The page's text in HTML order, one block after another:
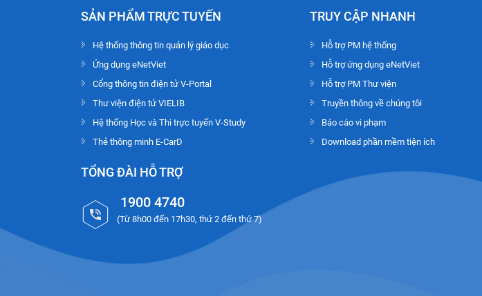
SẢN PHẨM TRỰC TUYẾN
Hệ thống thông tin quản lý giáo dục
Ứng dụng eNetViet
Cổng thông tin điện tử V-Portal
Thư viện điện tử VIELIB
Hệ thống Học và Thi trực tuyến V-Study
Thẻ thông minh E-CarD
TỔNG ĐÀI HỖ TRỢ
1900 4740
(Từ 8h00 đến 17h30, thứ 2 đến thứ 7)
TRUY CẬP NHANH
Hỗ trợ PM hệ thống
Hỗ trợ ứng dụng eNetViet
Hỗ trợ PM Thư viện
Truyền thông về chúng tôi
Báo cáo vi phạm
Download phần mềm tiện ích